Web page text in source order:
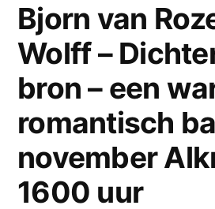
Bjorn van
Wolff –
bron – een
romantisch
november
1600 uur